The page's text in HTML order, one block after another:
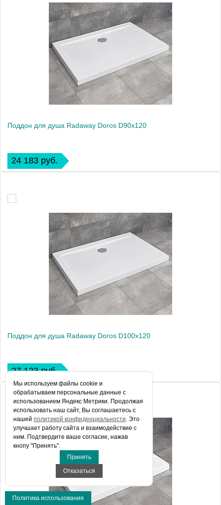
Поддон для душа Radaway Doros D90x120
24 183 руб.
Поддон для душа Radaway Doros D100x120
27 123 руб.
Политика использования
Мы используем файлы сookie и
обрабатываем персональные данные с
использованием Яндекс Метрики. Продолжая
использовать наш сайт, Вы соглашаетесь с
нашей политикой конфиденциальности. Это
улучшает работу сайта и взаимодействие с
ним. Подтвердите ваше согласие, нажав
кнопу "Принять".
Принять
Отказаться